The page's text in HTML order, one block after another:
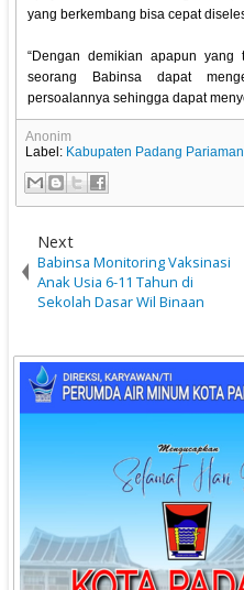
yang berkembang bisa cepat
“Dengan demikian apapun
seorang Babinsa dapat
persoalannya sehingga dapat
Anonim
Label: Kabupaten Padang Pariaman
Next
Babinsa Monitoring Vaksinasi
Anak Usia 6-11 Tahun di
Sekolah Dasar Wil Binaan